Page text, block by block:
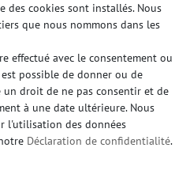
e-Delux GmbH
des cookies sont installés. Nous
que nous nommons dans les
effectué avec le consentement ou
possible de donner ou de
un droit de ne pas consentir et de
à une date ultérieure. Nous
l'utilisation des données
Déclaration de confidentialité.